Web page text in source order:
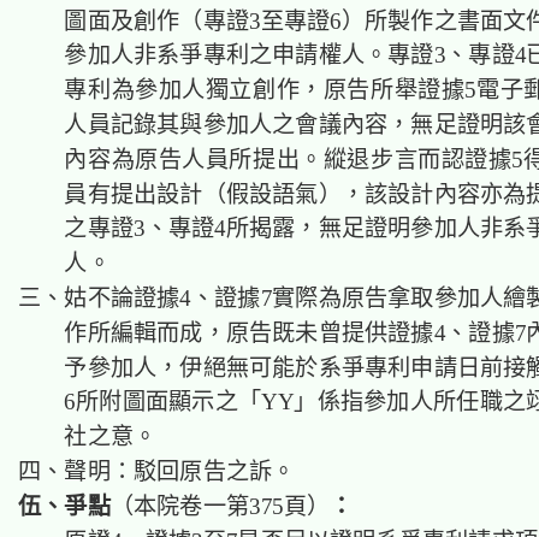
圖面及創作（專證3至專證6）所製作之書面文
參加人非系爭專利之申請權人。專證3、專證4
專利為參加人獨立創作，原告所舉證據5電子
人員記錄其與參加人之會議內容，無足證明該
內容為原告人員所提出。縱退步言而認證據5
員有提出設計（假設語氣），該設計內容亦為
之專證3、專證4所揭露，無足證明參加人非系
人。
三、姑不論證據4、證據7實際為原告拿取參加人繪
作所編輯而成，原告既未曾提供證據4、證據7
予參加人，伊絕無可能於系爭專利申請日前接
6所附圖面顯示之「YY」係指參加人所任職之
社之意。
四、聲明：駁回原告之訴。
伍、爭點（本院卷一第375頁）
：